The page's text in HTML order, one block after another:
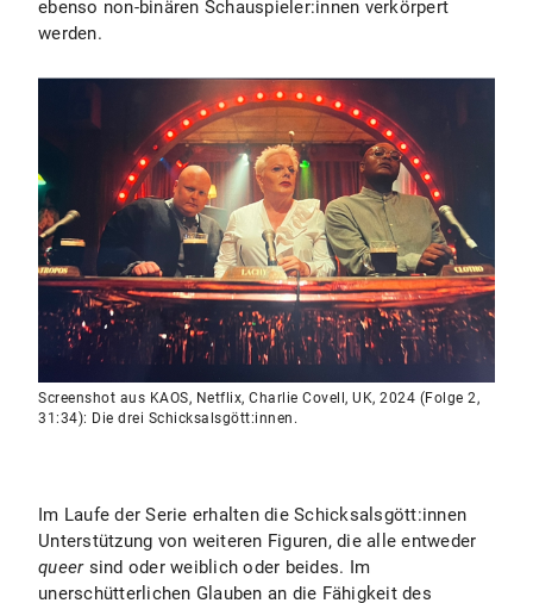
ebenso non-binären Schauspieler:innen verkörpert
werden.
Screenshot aus KAOS, Netflix, Charlie Covell, UK, 2024 (Folge 2,
31:34): Die drei Schicksalsgött:innen.
Im Laufe der Serie erhalten die Schicksalsgött:innen
Unterstützung von weiteren Figuren, die alle entweder
queer sind oder weiblich oder beides. Im
unerschütterlichen Glauben an die Fähigkeit des